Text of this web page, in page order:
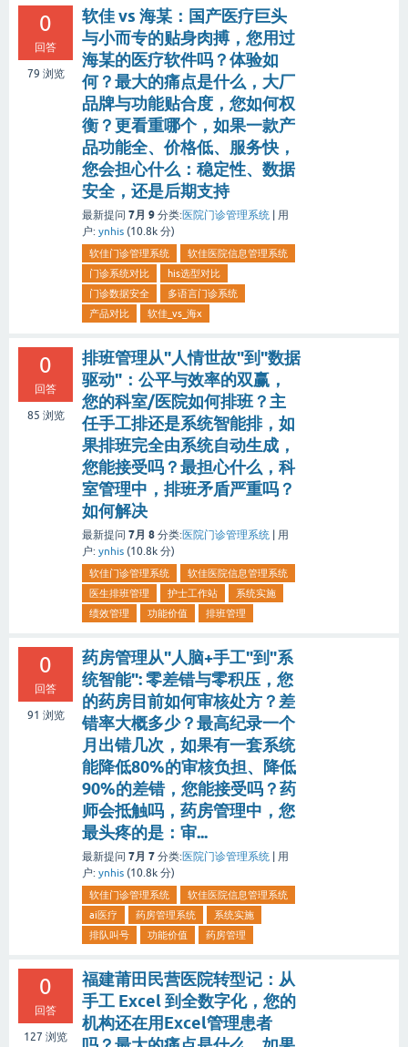
0
回答
79 浏览
软佳 vs 海某：国产医疗巨头
与小而专的贴身肉搏，您用过
海某的医疗软件吗？体验如
何？最大的痛点是什么，大厂
品牌与功能贴合度，您如何权
衡？更看重哪个，如果一款产
品功能全、价格低、服务快，
您会担心什么：稳定性、数据
安全，还是后期支持
最新提问 7月 9 分类:医院门诊管理系统
用
户: ynhis (10.8k 分)
软佳门诊管理系统
软佳医院信息管理系统
门诊系统对比
his选型对比
门诊数据安全
多语言门诊系统
产品对比
软佳_vs_海x
0
回答
85 浏览
排班管理从"人情世故"到"数据
驱动"：公平与效率的双赢，
您的科室/医院如何排班？主
任手工排还是系统智能排，如
果排班完全由系统自动生成，
您能接受吗？最担心什么，科
室管理中，排班矛盾严重吗？
如何解决
最新提问 7月 8 分类:医院门诊管理系统
用
户: ynhis (10.8k 分)
软佳门诊管理系统
软佳医院信息管理系统
医生排班管理
护士工作站
系统实施
绩效管理
功能价值 排班管理
0
回答
91 浏览
药房管理从"人脑+手工"到"系
统智能": 零差错与零积压，您
的药房目前如何审核处方？差
错率大概多少？最高纪录一个
月出错几次，如果有一套系统
能降低80%的审核负担、降低
90%的差错，您能接受吗？药
师会抵触吗，药房管理中，您
最头疼的是：审...
最新提问 7月 7 分类:医院门诊管理系统
用
户: ynhis (10.8k 分)
软佳门诊管理系统
软佳医院信息管理系统
ai医疗
药房管理系统
系统实施
排队叫号
功能价值 药房管理
0
回答
127 浏览
福建莆田民营医院转型记：从
手工 Excel 到全数字化，您的
机构还在用Excel管理患者